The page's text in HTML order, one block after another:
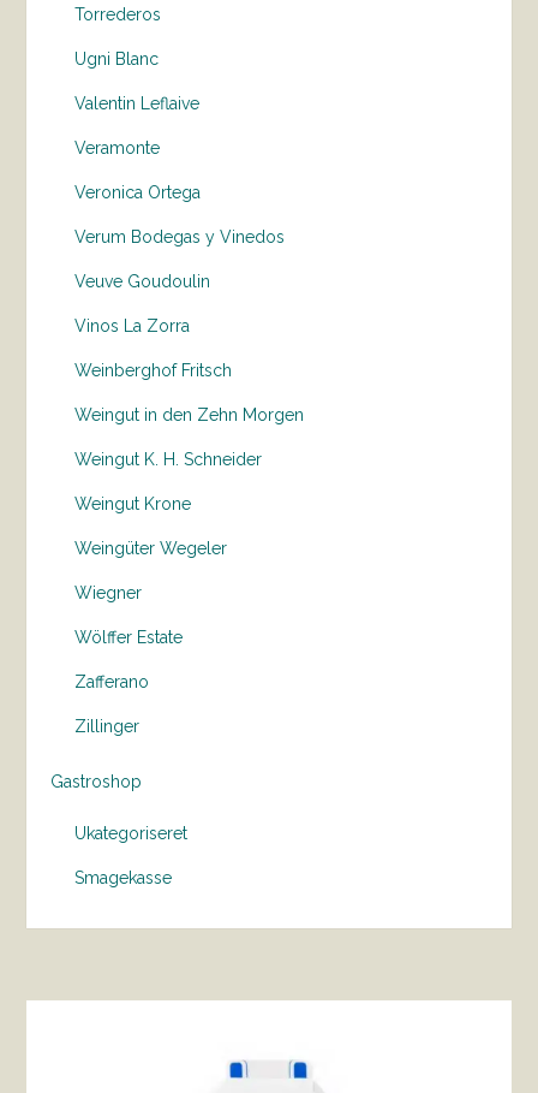
Torrederos
Ugni Blanc
Valentin Leflaive
Veramonte
Veronica Ortega
Verum Bodegas y Vinedos
Veuve Goudoulin
Vinos La Zorra
Weinberghof Fritsch
Weingut in den Zehn Morgen
Weingut K. H. Schneider
Weingut Krone
Weingüter Wegeler
Wiegner
Wölffer Estate
Zafferano
Zillinger
Gastroshop
Ukategoriseret
Smagekasse